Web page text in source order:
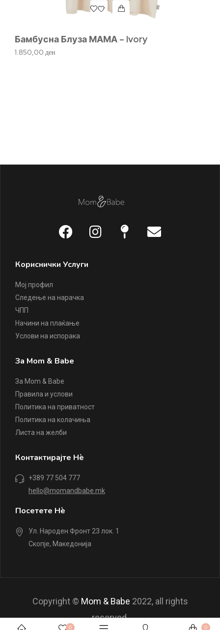
Бамбусна Блуза МАМА – Ivory
1.850,00 ден
Кориснички Услуги
Мој профил
Следење на нарачка
ЧПП
Начини на плаќање
Услови на испорака
За Mom & Babe
За Mom & Babe
Правила и услови
Политика на приватност
Политика на колачиња
Листа на желби
Контактирајте Нè
+389 77 504 777
hello@momandbabe.mk
Посетете Нè
Ул. Народен Фронт 23 лок. 1
Скопје, Македонија
Copyright © Mom & Babe 2022, all rights
reserved.
0 0